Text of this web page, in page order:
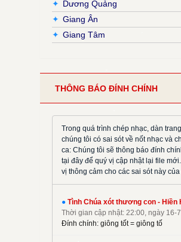
✦ Dương Quảng
✦ Giang Ân
✦ Giang Tâm
Hiền Hoà
Hoàng Phương
Hồng Trần
Huy Hoàng
Khắc Đỗ
Kim Long
La Thập Tự
THÔNG BÁO ĐÍNH CHÍNH
Trong quá trình chép nhạc, dàn
chúng tôi có sai sót về nốt nhạc và
ca: Chúng tôi sẽ thông báo đính
tại đây để quý vị cập nhật lại file
vị thông cảm cho các sai sót này
● Tình Chúa xót thương con - Hiền
Thời gian cập nhật: 22:00, ngày 16-
Đính chính: giông tốt = giông tố